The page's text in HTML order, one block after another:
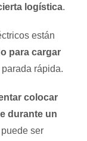
logística.
están
para cargar
rápida.
colocar
durante un
ser